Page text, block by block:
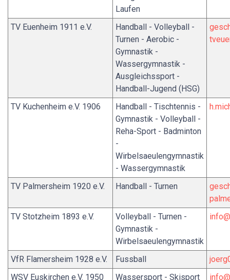
Laufen
TV Euenheim 1911 e.V.
Handball - Volleyball -
Turnen - Aerobic -
Gymnastik -
Wassergymnastik -
Ausgleichssport -
Handball-Jugend (HSG)
TV Kuchenheim e.V. 1906
Handball - Tischtennis -
Gymnastik - Volleyball -
Reha-Sport - Badminton
-
Wirbelsaeulengymnastik
- Wassergymnastik
TV Palmersheim 1920 e.V. Handball - Turnen
TV Stotzheim 1893 e.V.
Volleyball - Turnen -
Gymnastik -
Wirbelsaeulengymnastik
VfR Flamersheim 1928 e.V. Fussball
WSV Euskirchen e.V. 1950
Wassersport - Skisport